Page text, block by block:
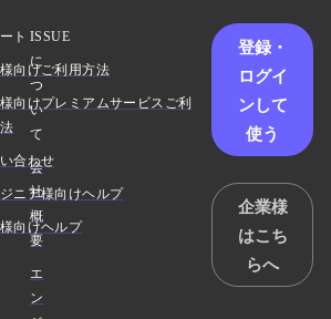
ISSUE
に
つ
い
て
会
社
概
要
エ
ン
ト
向けご利用方法
向けプレミアムサービスご利
合わせ
ニア様向けヘルプ
向けヘルプ
登録・
ログイ
ンして
使う
企業様
はこち
らへ